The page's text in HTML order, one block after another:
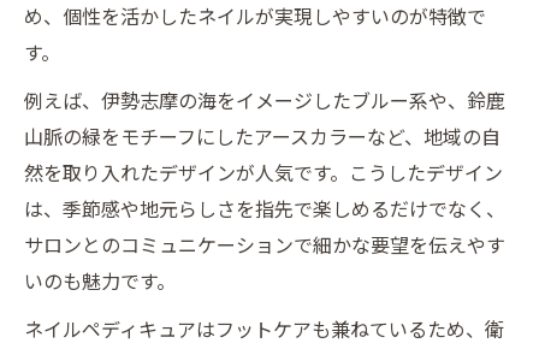
め、個性を活かしたネイルが実現しやすいのが特徴で
す。
例えば、伊勢志摩の海をイメージしたブルー系や、鈴鹿
山脈の緑をモチーフにしたアースカラーなど、地域の自
然を取り入れたデザインが人気です。こうしたデザイン
は、季節感や地元らしさを指先で楽しめるだけでなく、
サロンとのコミュニケーションで細かな要望を伝えやす
いのも魅力です。
ネイルペディキュアはフットケアも兼ねているため、衛